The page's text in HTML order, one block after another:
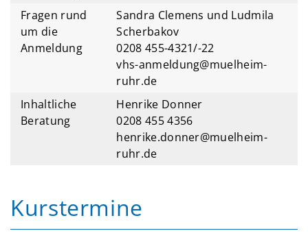
Fragen rund
um die
Anmeldung
Sandra Clemens und Ludmila
Scherbakov
0208 455-4321/-22
vhs-anmeldung@muelheim-
ruhr.de
Inhaltliche
Beratung
Henrike Donner
0208 455 4356
henrike.donner@muelheim-
ruhr.de
Kurstermine